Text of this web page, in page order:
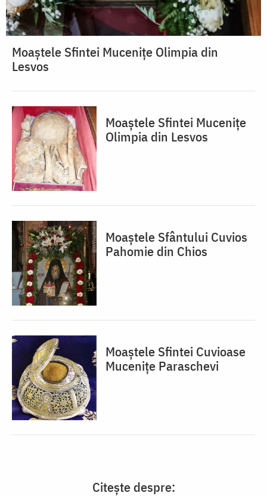
Moaștele Sfintei Mucenițe Olimpia din
Lesvos
Moaștele Sfintei Mucenițe
Olimpia din Lesvos
Moaștele Sfântului Cuvios
Pahomie din Chios
Moaștele Sfintei Cuvioase
Mucenițe Paraschevi
Citește despre: